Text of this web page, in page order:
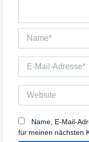
Name*
Mail-
Name, E-Mail-
für meinen nächsten